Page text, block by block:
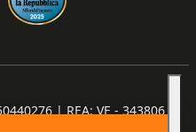
| REA: VE - 343806 |